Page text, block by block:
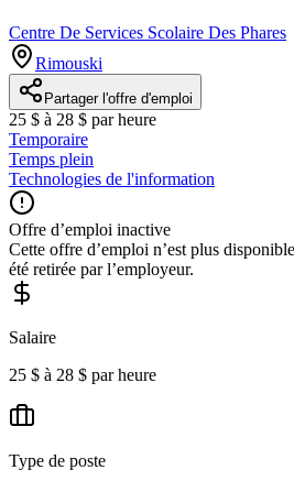
Centre De Services Scolaire Des Phares
Rimouski
Partager l'offre d'emploi
25 $ à 28 $ par heure
Temporaire
Temps plein
Technologies de l'information
Offre d’emploi inactive
Cette offre d’emploi n’est plus
été retirée par l’employeur.
Salaire
25 $ à 28 $ par heure
Type de poste